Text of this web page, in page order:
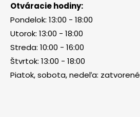
Otváracie hodiny:
Pondelok: 13:00 - 18:00
Utorok: 13:00 - 18:00
Streda: 10:00 - 16:00
Štvrtok: 13:00 - 18:00
Piatok, sobota, nedeľa: zatvorené